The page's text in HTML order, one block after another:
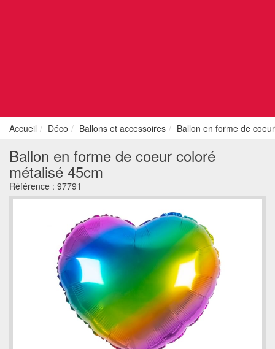
Accueil Déco Ballons et accessoires Ballon en forme de
Ballon en forme de coeur coloré
métalisé 45cm
Référence : 97791